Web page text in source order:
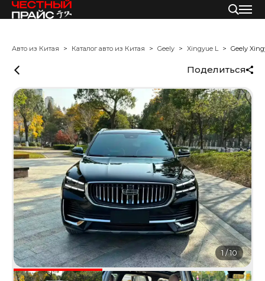
Авто из Китая Каталог авто из Китая Geely Xingyue L Geely
Поделиться
1 /10